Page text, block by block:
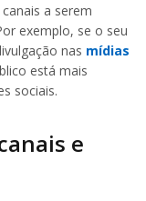
a serem
exemplo, se o seu
nas mídias
está mais
sociais.
e